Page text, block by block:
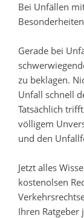
Bei Unfällen
Gerade bei
zu beklagen.
Unfall schnell
Tatsächlich
völligem
und den
Jetzt alles
kostenolsen
Ihren